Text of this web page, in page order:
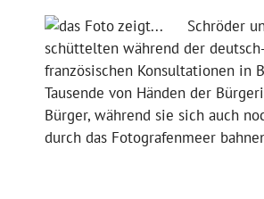
Schröder
schüttelten während der deutsch-
französischen Konsultationen in
Tausende von Händen der
Bürger, während sie sich auch
durch das Fotografenmeer